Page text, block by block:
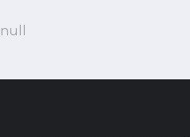
null